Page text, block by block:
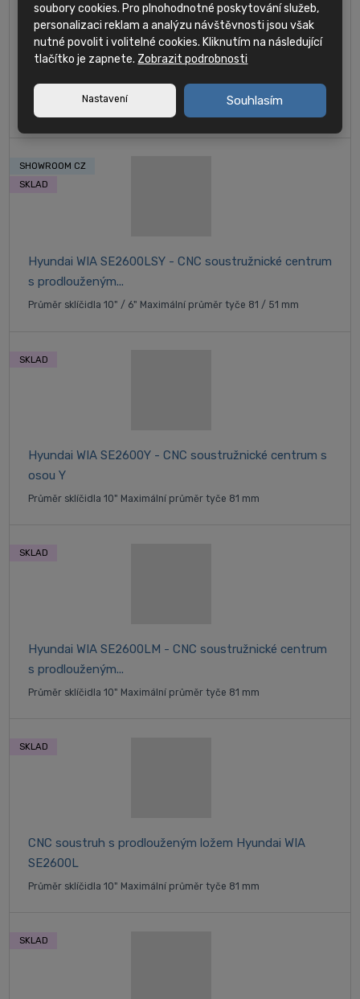
Hyundai WIA HD2600Y - CNC soustružnické centrum s
Průměr sklíčidla hlavního vřetena 10" Maximální průměr tyče 81
mm
Hyundai WIA SE2600LSY - CNC soustružnické centrum
s prodlouženým...
Průměr sklíčidla 10" / 6" Maximální průměr tyče 81 / 51 mm
SHOWROOM CZ
SKLAD
Hyundai WIA SE2600Y - CNC soustružnické centrum s
osou Y
Průměr sklíčidla 10" Maximální průměr tyče 81 mm
SKLAD
Hyundai WIA SE2600LM - CNC soustružnické centrum
s prodlouženým...
Průměr sklíčidla 10" Maximální průměr tyče 81 mm
SKLAD
CNC soustruh s prodlouženým ložem Hyundai WIA
SE2600L
Průměr sklíčidla 10" Maximální průměr tyče 81 mm
SKLAD
SKLAD
soubory cookies. Pro plnohodnotné poskytování služeb,
personalizaci reklam a analýzu návštěvnosti jsou však
nutné povolit i volitelné cookies. Kliknutím na následující
tlačítko je zapnete. Zobrazit podrobnosti
Nastavení Souhlasím